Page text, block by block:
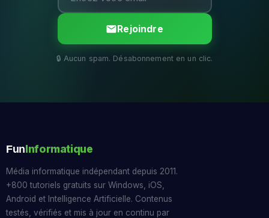
Rejoindre
FunInformatique
Média informatique indépendant depuis 2011.
+800 tutoriels gratuits sur Windows, iOS,
Android et Intelligence Artificielle. Contenus
testés, vérifiés et mis à jour en continu par